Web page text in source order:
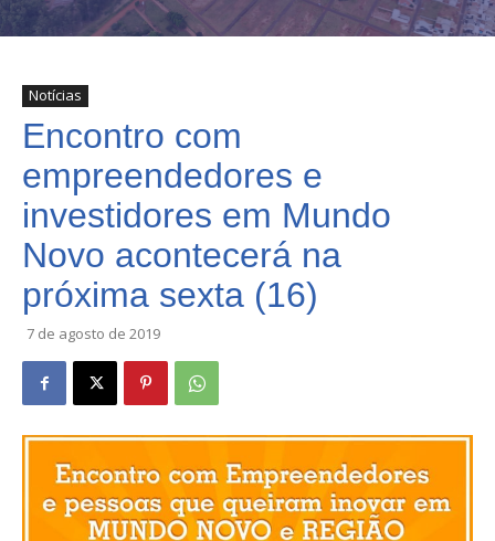
Notícias
Encontro com
empreendedores e
investidores em Mundo
Novo acontecerá na
próxima sexta (16)
7 de agosto de 2019